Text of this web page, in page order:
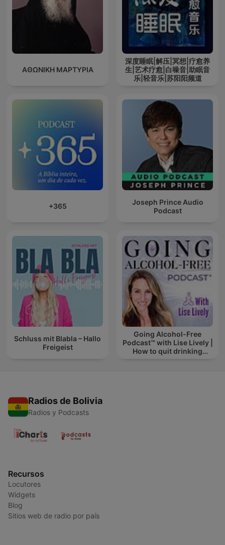
ΑΘΩΝΙΚΗ ΜΑΡΤΥΡΙΑ
深度睡眠|解压|冥想|疗愈养
生|艺术疗愈|白噪音|助眠音
乐|轻音乐|苏阳阳频道
+365
Joseph Prince Audio
Podcast
Schluss mit Blabla – Hallo
Freigeist
Going Alcohol-Free
Podcast™ with Lise Lively |
How to quit drinking
Radios de Bolivia
Radios y Podcasts
Recursos
Locutores
Widgets
Blog
Sitios web de radio por país